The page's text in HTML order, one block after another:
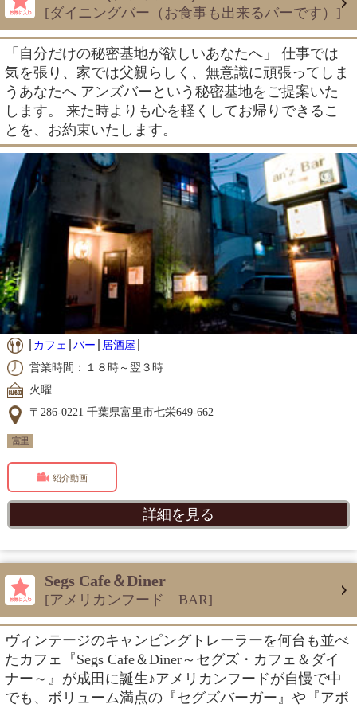
[ダイニングバー（お食事も出来るバーです）]
「自分だけの秘密基地が欲しいあなたへ」 仕事では
気を張り、家では父親らしく、無意識に頑張ってしま
うあなたへ アンズバーという秘密基地をご提案いた
します。 来た時よりも心を軽くしてお帰りできるこ
とを、お約束いたします。
カフェ バー
居酒屋
営業時間：１８時～翌３時
火曜
〒286-0221 千葉県富里市七栄649-662
富里
紹介動画
詳細を見る
Segs Cafe＆Diner
[アメリカンフード BAR]
ヴィンテージのキャンピングトレーラーを何台も並べ
たカフェ『Segs Cafe＆Diner～セグズ・カフェ＆ダイ
ナー～』が成田に誕生♪アメリカンフードが自慢で中
でも、ボリューム満点の『セグズバーガー』や『アボ